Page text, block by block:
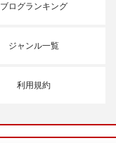
ブログランキング
ジャンル一覧
利用規約